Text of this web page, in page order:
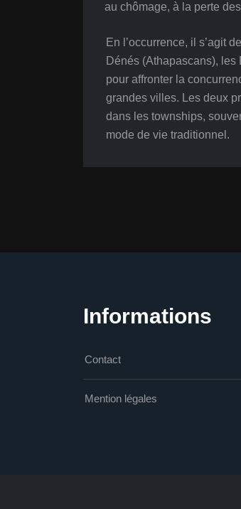
au chômage, à la perte
En l’occurrence, il s’agit
Dénés (Athapascans),
pour affronter la
grandes villes. Les deux
dans les townships,
mode de vie traditionnel.
Informations
Contact
Mention légales